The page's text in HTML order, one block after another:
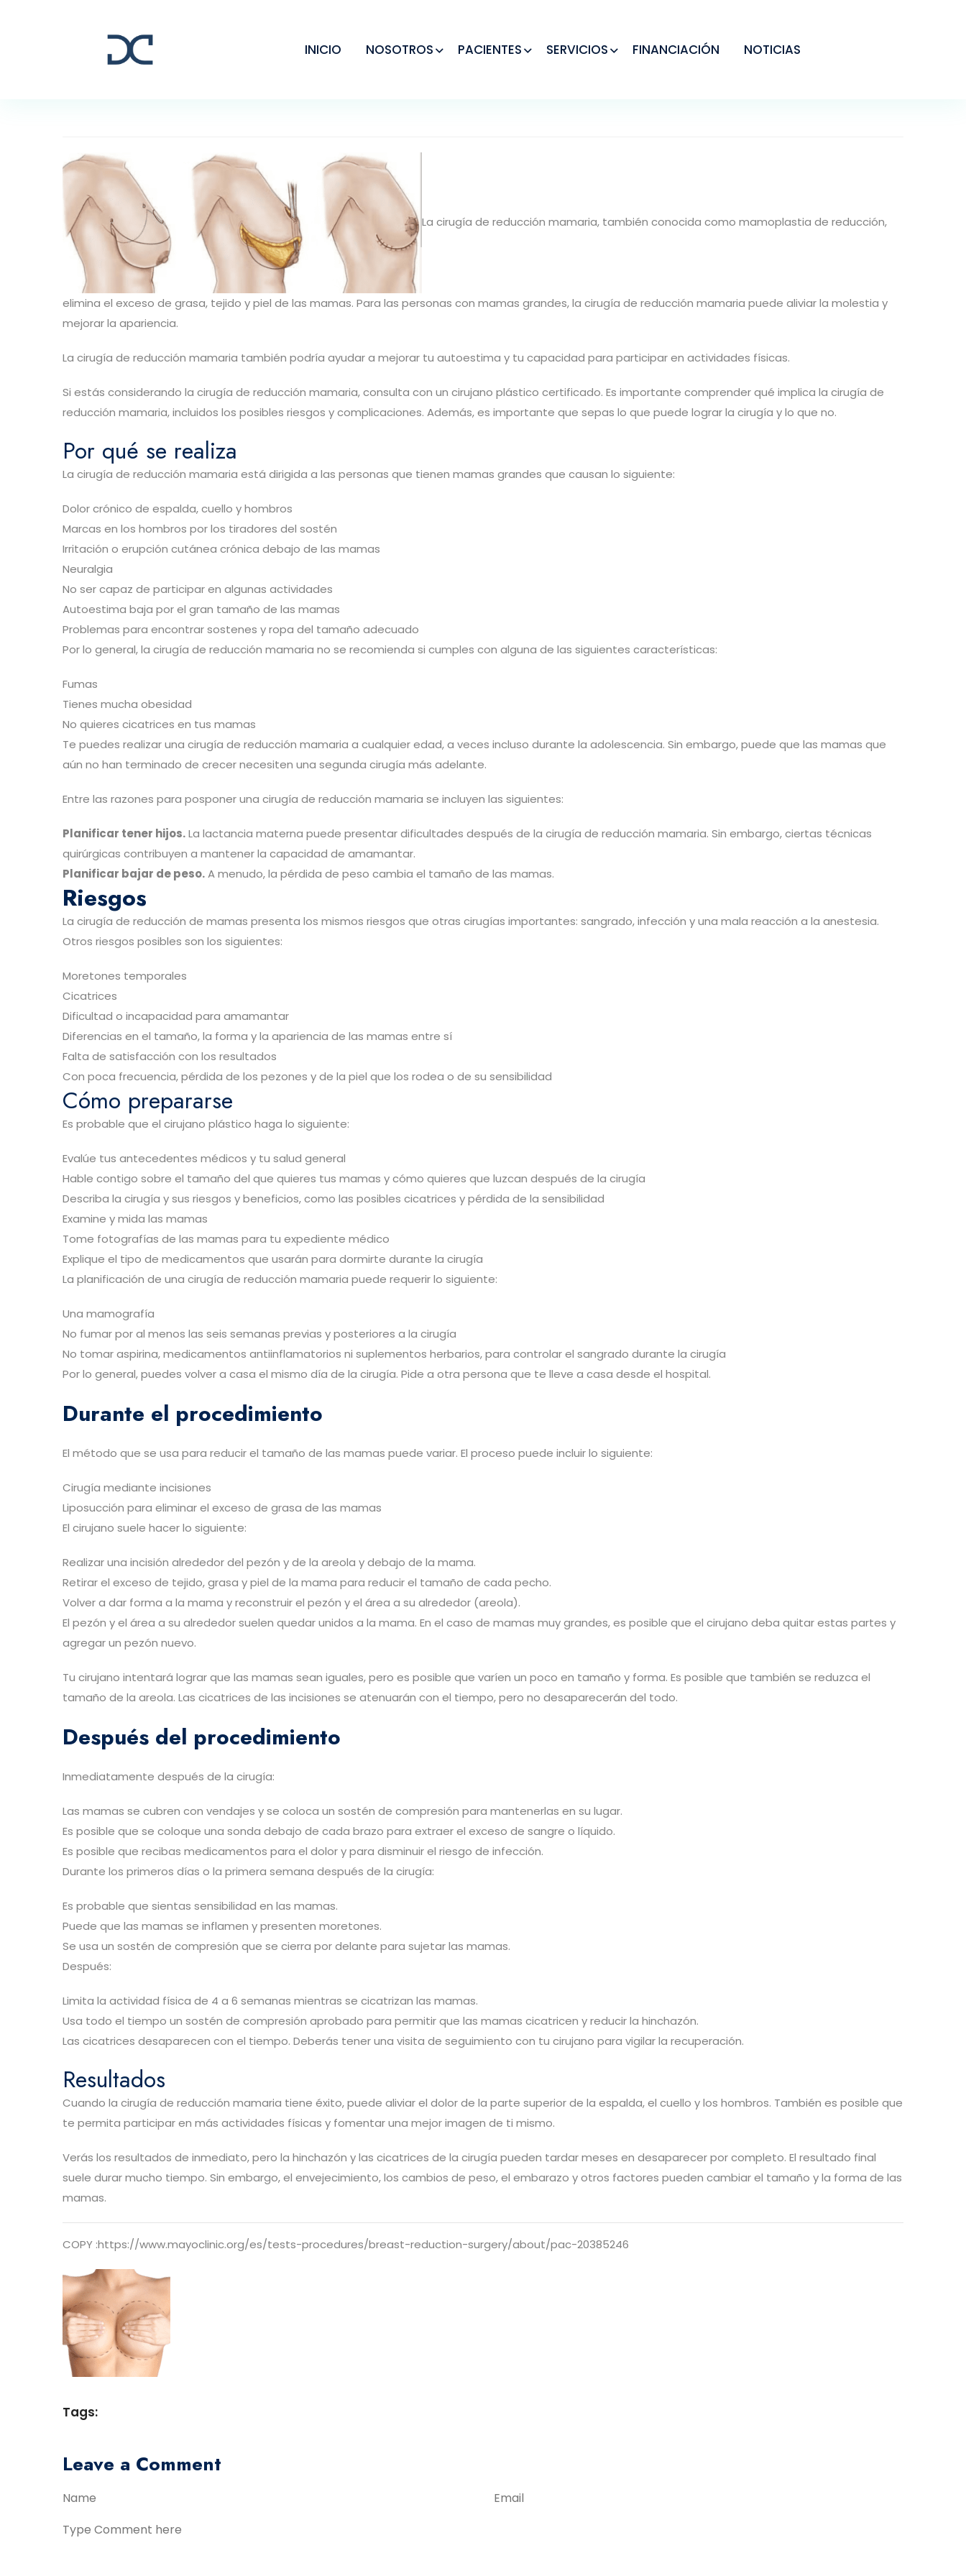
INICIO NOSOTROS PACIENTES SERVICIOS FINANCIACIÓN NOTICIAS
La cirugía de reducción mamaria, también conocida como mamoplastia de reducción,
elimina el exceso de grasa, tejido y piel de las mamas. Para las personas con mamas grandes, la cirugía de reducción mamaria puede aliviar la molestia y
mejorar la apariencia.
La cirugía de reducción mamaria también podría ayudar a mejorar tu autoestima y tu capacidad para participar en actividades físicas.
Si estás considerando la cirugía de reducción mamaria, consulta con un cirujano plástico certificado. Es importante comprender qué implica la cirugía de
reducción mamaria, incluidos los posibles riesgos y complicaciones. Además, es importante que sepas lo que puede lograr la cirugía y lo que no.
Por qué se realiza
La cirugía de reducción mamaria está dirigida a las personas que tienen mamas grandes que causan lo siguiente:
Dolor crónico de espalda, cuello y hombros
Marcas en los hombros por los tiradores del sostén
Irritación o erupción cutánea crónica debajo de las mamas
Neuralgia
No ser capaz de participar en algunas actividades
Autoestima baja por el gran tamaño de las mamas
Problemas para encontrar sostenes y ropa del tamaño adecuado
Por lo general, la cirugía de reducción mamaria no se recomienda si cumples con alguna de las siguientes características:
Fumas
Tienes mucha obesidad
No quieres cicatrices en tus mamas
Te puedes realizar una cirugía de reducción mamaria a cualquier edad, a veces incluso durante la adolescencia. Sin embargo, puede que las mamas que
aún no han terminado de crecer necesiten una segunda cirugía más adelante.
Entre las razones para posponer una cirugía de reducción mamaria se incluyen las siguientes:
Planificar tener hijos.La lactancia materna puede presentar dificultades después de la cirugía de reducción mamaria. Sin embargo, ciertas técnicas
quirúrgicas contribuyen a mantener la capacidad de amamantar.
Planificar bajar de peso.A menudo, la pérdida de peso cambia el tamaño de las mamas.
Riesgos
La cirugía de reducción de mamas presenta los mismos riesgos que otras cirugías importantes: sangrado, infección y una mala reacción a la anestesia.
Otros riesgos posibles son los siguientes:
Moretones temporales
Cicatrices
Dificultad o incapacidad para amamantar
Diferencias en el tamaño, la forma y la apariencia de las mamas entre sí
Falta de satisfacción con los resultados
Con poca frecuencia, pérdida de los pezones y de la piel que los rodea o de su sensibilidad
Cómo prepararse
Es probable que el cirujano plástico haga lo siguiente:
Evalúe tus antecedentes médicos y tu salud general
Hable contigo sobre el tamaño del que quieres tus mamas y cómo quieres que luzcan después de la cirugía
Describa la cirugía y sus riesgos y beneficios, como las posibles cicatrices y pérdida de la sensibilidad
Examine y mida las mamas
Tome fotografías de las mamas para tu expediente médico
Explique el tipo de medicamentos que usarán para dormirte durante la cirugía
La planificación de una cirugía de reducción mamaria puede requerir lo siguiente:
Una mamografía
No fumar por al menos las seis semanas previas y posteriores a la cirugía
No tomar aspirina, medicamentos antiinflamatorios ni suplementos herbarios, para controlar el sangrado durante la cirugía
Por lo general, puedes volver a casa el mismo día de la cirugía. Pide a otra persona que te lleve a casa desde el hospital.
Durante el procedimiento
El método que se usa para reducir el tamaño de las mamas puede variar. El proceso puede incluir lo siguiente:
Cirugía mediante incisiones
Liposucción para eliminar el exceso de grasa de las mamas
El cirujano suele hacer lo siguiente:
Realizar una incisión alrededor del pezón y de la areola y debajo de la mama.
Retirar el exceso de tejido, grasa y piel de la mama para reducir el tamaño de cada pecho.
Volver a dar forma a la mama y reconstruir el pezón y el área a su alrededor (areola).
El pezón y el área a su alrededor suelen quedar unidos a la mama. En el caso de mamas muy grandes, es posible que el cirujano deba quitar estas partes y
agregar un pezón nuevo.
Tu cirujano intentará lograr que las mamas sean iguales, pero es posible que varíen un poco en tamaño y forma. Es posible que también se reduzca el
tamaño de la areola. Las cicatrices de las incisiones se atenuarán con el tiempo, pero no desaparecerán del todo.
Después del procedimiento
Inmediatamente después de la cirugía:
Las mamas se cubren con vendajes y se coloca un sostén de compresión para mantenerlas en su lugar.
Es posible que se coloque una sonda debajo de cada brazo para extraer el exceso de sangre o líquido.
Es posible que recibas medicamentos para el dolor y para disminuir el riesgo de infección.
Durante los primeros días o la primera semana después de la cirugía:
Es probable que sientas sensibilidad en las mamas.
Puede que las mamas se inflamen y presenten moretones.
Se usa un sostén de compresión que se cierra por delante para sujetar las mamas.
Después:
Limita la actividad física de 4 a 6 semanas mientras se cicatrizan las mamas.
Usa todo el tiempo un sostén de compresión aprobado para permitir que las mamas cicatricen y reducir la hinchazón.
Las cicatrices desaparecen con el tiempo. Deberás tener una visita de seguimiento con tu cirujano para vigilar la recuperación.
Resultados
Cuando la cirugía de reducción mamaria tiene éxito, puede aliviar el dolor de la parte superior de la espalda, el cuello y los hombros. También es posible que
te permita participar en más actividades físicas y fomentar una mejor imagen de ti mismo.
Verás los resultados de inmediato, pero la hinchazón y las cicatrices de la cirugía pueden tardar meses en desaparecer por completo. El resultado final
suele durar mucho tiempo. Sin embargo, el envejecimiento, los cambios de peso, el embarazo y otros factores pueden cambiar el tamaño y la forma de las
mamas.
COPY :https://www.mayoclinic.org/es/tests-procedures/breast-reduction-surgery/about/pac-20385246
Tags:
Leave a Comment